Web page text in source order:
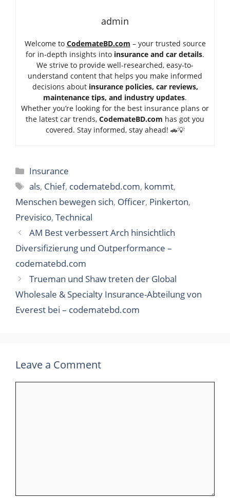
admin
Welcome to CodemateBD.com – your trusted source
for in-depth insights into insurance and car details.
We strive to provide well-researched, easy-to-
understand content that helps you make informed
decisions about insurance policies, car reviews,
maintenance tips, and industry updates.
Whether you’re looking for the best insurance plans or
the latest car trends, CodemateBD.com has got you
covered. Stay informed, stay ahead! 🚗💡
Categories
Insurance
Tags
als, Chief, codematebd.com, kommt,
Menschen bewegen sich, Officer, Pinkerton,
Previsico, Technical
AM Best verbessert Arch hinsichtlich
Diversifizierung und Outperformance –
codematebd.com
Trueman und Shaw treten der Global
Wholesale & Specialty Insurance-Abteilung von
Everest bei – codematebd.com
Leave a Comment